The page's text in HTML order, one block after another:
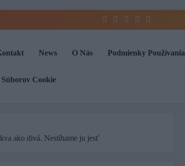
News O Nás Podmienky Používania
Cookie
ako divá. Nestíhame ju jesť